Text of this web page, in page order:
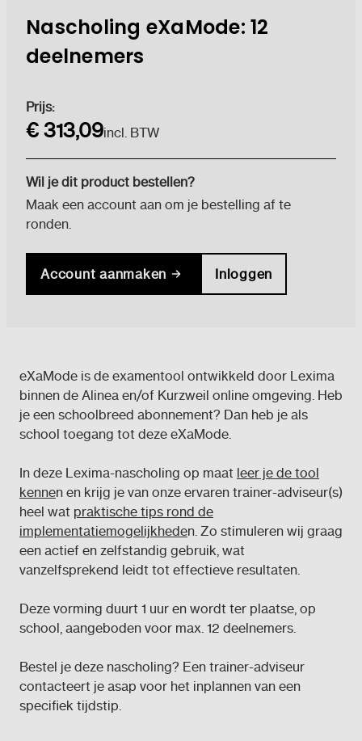
Nascholing eXaMode: 12
deelnemers
Huidige
voorraad:
Prijs:
€ 313,09incl. BTW
Wil je dit product bestellen?
Maak een account aan om je bestelling af te
ronden.
Account aanmaken Inloggen
eXaMode is de examentool ontwikkeld door Lexima
binnen de Alinea en/of Kurzweil online omgeving. Heb
je een schoolbreed abonnement? Dan heb je als
school toegang tot deze eXaMode.
In deze Lexima-nascholing op maat leer je de tool
kennen en krijg je van onze ervaren trainer-adviseur(s)
heel wat praktische tips rond de
implementatiemogelijkheden. Zo stimuleren wij graag
een actief en zelfstandig gebruik, wat
vanzelfsprekend leidt tot effectieve resultaten.
Deze vorming duurt 1 uur en wordt ter plaatse, op
school, aangeboden voor max. 12 deelnemers.
Bestel je deze nascholing? Een trainer-adviseur
contacteert je asap voor het inplannen van een
specifiek tijdstip.